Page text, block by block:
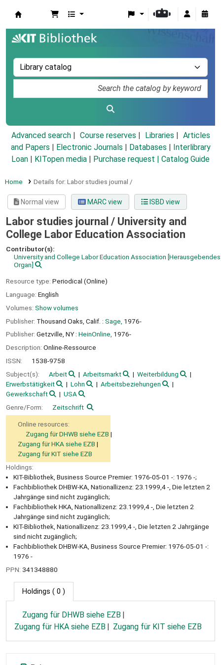
Advanced search Course reserves Libraries
Articles
and Papers
Electronic Journals Databases
Interlibrary
Loan
KITopen media Purchase request | Catalog Guide
Home Details for: Labor studies journal /
Normal view MARC view ISBD view
Labor studies journal / University and
College Labor Education Association
Contributor(s):
University and College Labor Education Association [Herausgebendes
Organ]
Resource type: Periodical (Online)
Language: English
Volumes: Show volumes
Publisher: Thousand Oaks, Calif. : Sage, 1976-
Publisher: Getzville, NY : HeinOnline, 1976-
Description: Online-Ressource
ISSN:
1538-9758
Subject(s):
Arbeit Arbeitsmarkt
Weiterbildung
Erwerbstätigkeit
Lohn
Arbeitsbeziehungen
Gewerkschaft
USA
Genre/Form:
Zeitschrift
Online resources:
Zugang für DHWB siehe EZB
Zugang für HKA siehe EZB
Zugang für KIT siehe EZB
Holdings:
KIT-Bibliothek, Business Source Premier: 1976-05-01 -: 1976 -;
Fachbibliothek DHBW-KA, Nationallizenz: 23.1999,4 -, Die letzten 2
Jahrgänge sind nicht zugänglich;
Fachbibliothek HKA, Nationallizenz: 23.1999,4 -, Die letzten 2
Jahrgänge sind nicht zugänglich;
KIT-Bibliothek, Nationallizenz: 23.1999,4 -, Die letzten 2 Jahrgänge
sind nicht zugänglich;
Fachbibliothek DHBW-KA, Business Source Premier: 1976-05-01 -:
1976 -
PPN: 341348880
Holdings ( 0 )
Zugang für DHWB siehe EZB
Zugang für HKA siehe EZB
Zugang für KIT siehe EZB